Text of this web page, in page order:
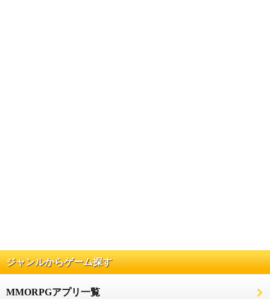
ジャンルからゲーム探す
MMORPGアプリ一覧